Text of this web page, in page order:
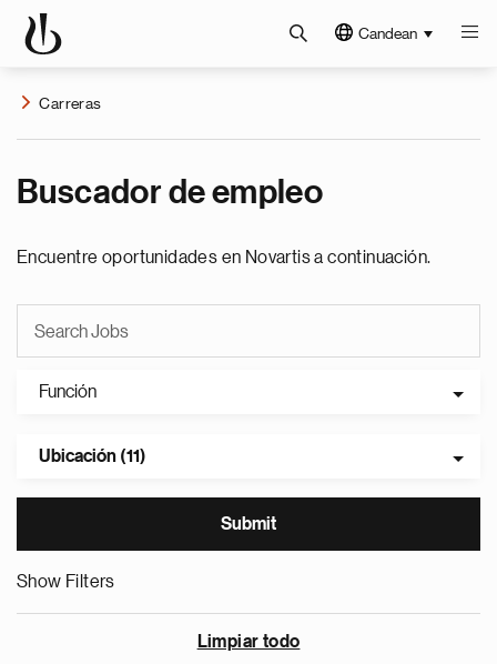
Candean
Carreras
Buscador de empleo
Encuentre oportunidades en Novartis a continuación.
Función
Ubicación (11)
Show Filters
Limpiar todo